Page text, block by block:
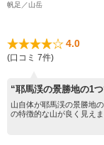
帆足／山岳
4.0
(口コミ 7件)
“耶馬渓の景勝地の1
山自体が耶馬渓の景勝地
の特徴的な山が良く見えま